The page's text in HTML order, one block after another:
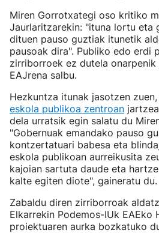
Miren Gorrotxategi oso kritiko
Jaurlaritzarekin: "ituna lortu eta
dituen pauso guztiak itunetik
pausoak dira". Publiko edo erdi
zirriborroek ez dutela onarpenik
EAJrena salbu.
Hezkuntza itunak jasotzen
eskola publikoa zentroan
dela urratsik egin salatu du
"Gobernuak emandako pauso
kontzertatuari babesa eta
eskola publikoan aurreikusita
kajoian sartuta daude eta
kalte egiten diote", gaineratu du.
Zabaldu diren zirriborroak
Elkarrekin Podemos-IUk EAEko
proiektuaren aurka bozkatuko